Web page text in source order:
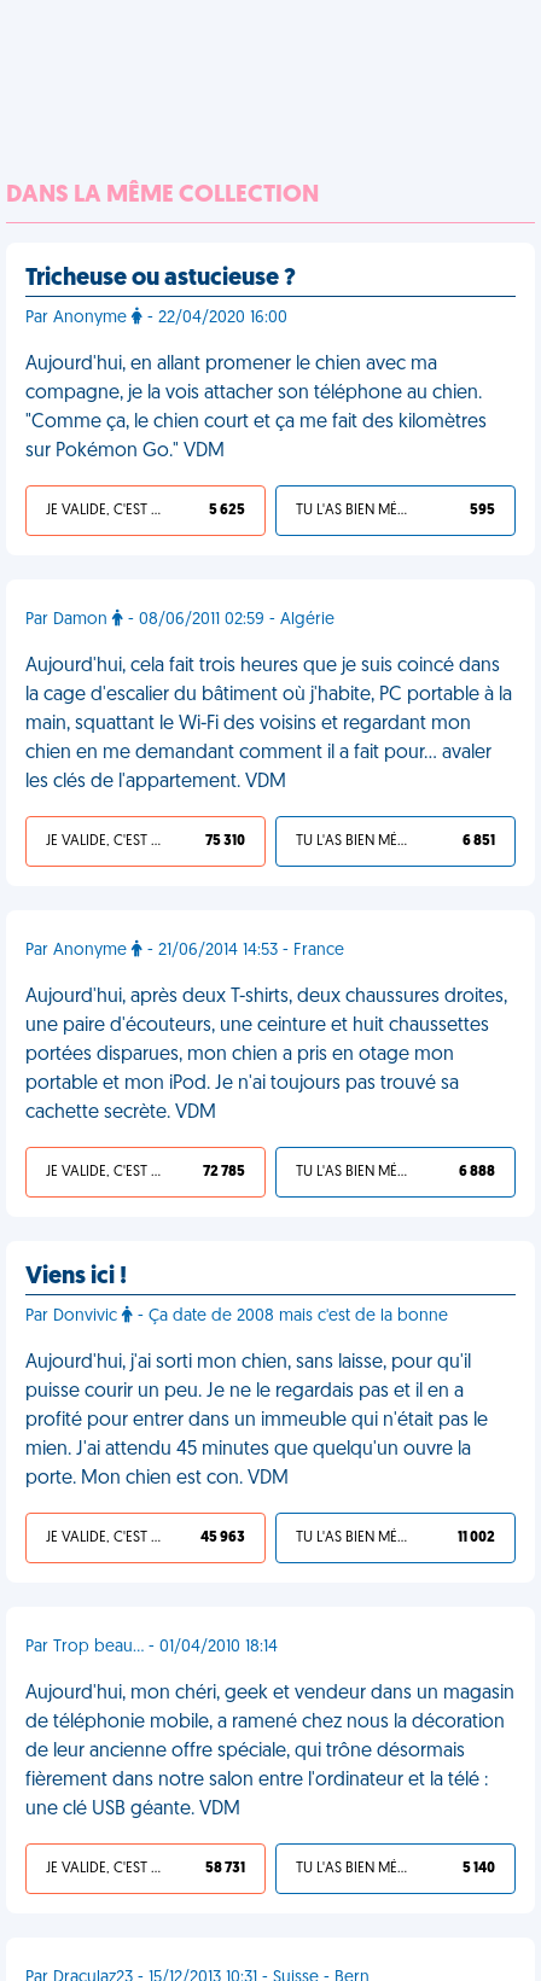
DANS LA MÊME COLLECTION
Tricheuse ou astucieuse ?
Par Anonyme - 22/04/2020 16:00
Aujourd'hui, en allant promener le chien avec ma
compagne, je la vois attacher son téléphone au chien.
"Comme ça, le chien court et ça me fait des kilomètres
sur Pokémon Go." VDM
JE VALIDE, C'EST UNE VDM 5 625 TU L'AS BIEN MÉRITÉ 595
Par Damon - 08/06/2011 02:59 - Algérie
Aujourd'hui, cela fait trois heures que je suis coincé dans
la cage d'escalier du bâtiment où j'habite, PC portable à la
main, squattant le Wi-Fi des voisins et regardant mon
chien en me demandant comment il a fait pour... avaler
les clés de l'appartement. VDM
JE VALIDE, C'EST UNE VDM 75 310 TU L'AS BIEN MÉRITÉ 6 851
Par Anonyme - 21/06/2014 14:53 - France
Aujourd'hui, après deux T-shirts, deux chaussures droites,
une paire d'écouteurs, une ceinture et huit chaussettes
portées disparues, mon chien a pris en otage mon
portable et mon iPod. Je n'ai toujours pas trouvé sa
cachette secrète. VDM
JE VALIDE, C'EST UNE VDM 72 785 TU L'AS BIEN MÉRITÉ 6 888
Viens ici !
Par Donvivic - Ça date de 2008 mais c'est de la bonne
Aujourd'hui, j'ai sorti mon chien, sans laisse, pour qu'il
puisse courir un peu. Je ne le regardais pas et il en a
profité pour entrer dans un immeuble qui n'était pas le
mien. J'ai attendu 45 minutes que quelqu'un ouvre la
porte. Mon chien est con. VDM
JE VALIDE, C'EST UNE VDM 45 963 TU L'AS BIEN MÉRITÉ 11 002
Par Trop beau... - 01/04/2010 18:14
Aujourd'hui, mon chéri, geek et vendeur dans un magasin
de téléphonie mobile, a ramené chez nous la décoration
de leur ancienne offre spéciale, qui trône désormais
fièrement dans notre salon entre l'ordinateur et la télé :
une clé USB géante. VDM
JE VALIDE, C'EST UNE VDM 58 731 TU L'AS BIEN MÉRITÉ 5 140